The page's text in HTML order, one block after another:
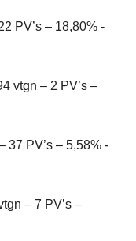
PV’s – 18,80% -
vtgn – 2 PV’s –
37 PV’s – 5,58% -
– 7 PV’s –